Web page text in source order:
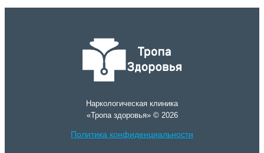
Наркологическая клиника
«Тропа здоровья» © 2026
Политика конфиденциальности